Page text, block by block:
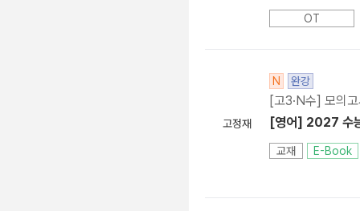
OT
고정재
N 완강
[고3·N수] 모의
[영어] 2027 수
교재 E-Book